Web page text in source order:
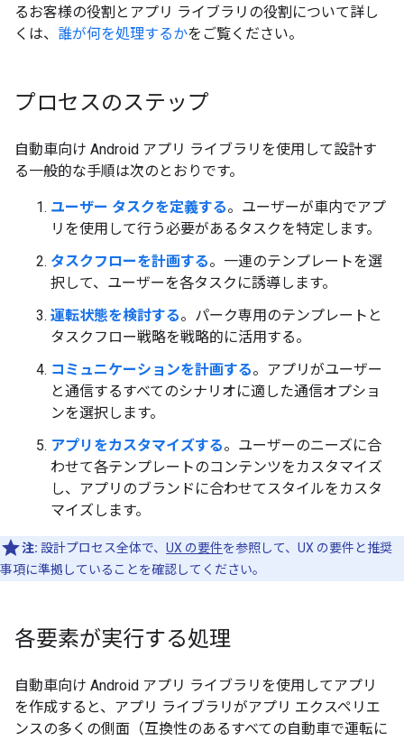
るお客様の役割とアプリ ライブラリの役割について詳し
くは、 誰が何を処理するかをご覧ください。
プロセスのステップ
自動車向け Android アプリ ライブラリを使用して設計す
る一般的な手順は次のとおりです。
ユーザー タスクを定義する。ユーザーが車内でアプ
リを使用して行う必要があるタスクを特定します。
タスクフローを計画する。一連のテンプレートを選
択して、ユーザーを各タスクに誘導します。
運転状態を検討する。パーク専用のテンプレートと
タスクフロー戦略を戦略的に活用する。
コミュニケーションを計画する。アプリがユーザー
と通信するすべてのシナリオに適した通信オプショ
ンを選択します。
アプリをカスタマイズする。ユーザーのニーズに合
わせて各テンプレートのコンテンツをカスタマイズ
し、アプリのブランドに合わせてスタイルをカスタ
マイズします。
注: 設計プロセス全体で、 UX の要件を参照して、UX の要件と推奨
事項に準拠していることを確認してください。
各要素が実行する処理
自動車向け Android アプリ ライブラリを使用してアプリ
を作成すると、アプリ ライブラリがアプリ エクスペリエ
ンスの多くの側面（互換性のあるすべての自動車で運転に